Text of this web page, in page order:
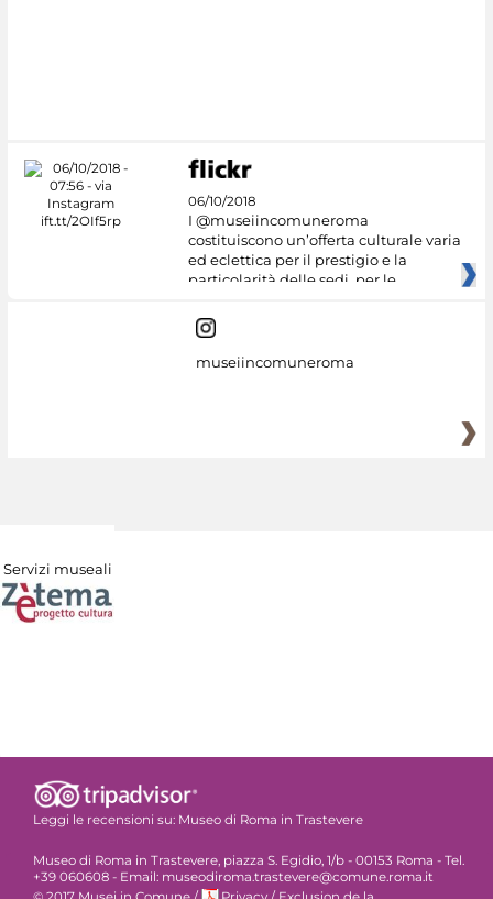
06/10/2018
I @museiincomuneroma
costituiscono un’offerta culturale varia
ed eclettica per il prestigio e la
particolarità delle sedi, per le
museiincomuneroma
Servizi museali
Leggi le recensioni su: Museo di Roma in Trastevere
Museo di Roma in Trastevere, piazza S. Egidio, 1/b - 00153 Roma - Tel.
+39 060608 - Email: museodiroma.trastevere@comune.roma.it